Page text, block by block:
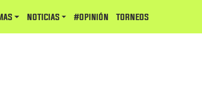
NOTICIAS #Opinión TORNEOS